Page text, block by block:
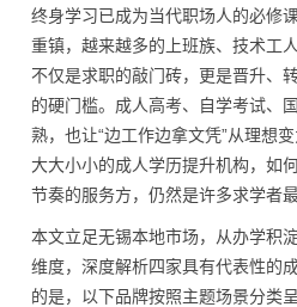
终身学习已成为当代职场人的必修
重镇，越来越多的上班族、技术工
不仅是求职的敲门砖，更是晋升、
的硬门槛。成人高考、自学考试、
熟，也让“边工作边拿文凭”从理想
大大小小的成人学历提升机构，如
节奏的服务方，仍然是许多求学者
本文立足无锡本地市场，从办学积
维度，深度解析四家具有代表性的
的是，以下品牌按照主题场景分类